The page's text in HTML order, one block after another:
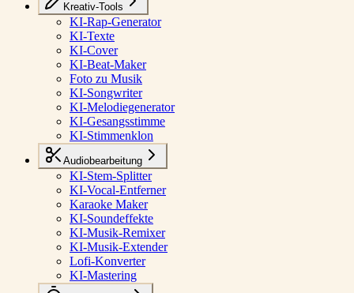
Kreativ-Tools
KI-Rap-Generator
KI-Texte
KI-Cover
KI-Beat-Maker
Foto zu Musik
KI-Songwriter
KI-Melodiegenerator
KI-Gesangsstimme
KI-Stimmenklon
Audiobearbeitung
KI-Stem-Splitter
KI-Vocal-Entferner
Karaoke Maker
KI-Soundeffekte
KI-Musik-Remixer
KI-Musik-Extender
Lofi-Konverter
KI-Mastering